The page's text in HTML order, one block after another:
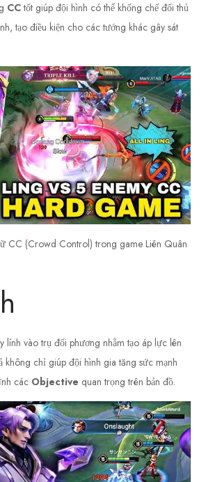
CCtốt giúp đội hình có thể khống chế đối thủ
tạo điều kiện cho các tướng khác gây sát
CC (Crowd Control) trong game Liên Quân
lính vào trụ đối phương nhằm tạo áp lực lên
không chỉ giúp đội hình gia tăng sức mạnh
các Objective quan trọng trên bản đồ.